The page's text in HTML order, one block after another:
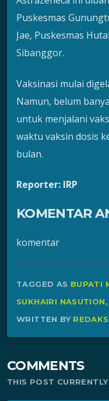
Puskesmas
Jae, Puskesmas
Sibanggor.
Vaksinasi mulai
Namun, belum
untuk menjalani
waktu vaksin dosis
bulan.
Reporter: IRP
KOMENTAR
komentar
TAGGED AS BUPATI
SUKHAIRI NASUTION
WRITTEN BY
COMMENTS
THIS POST